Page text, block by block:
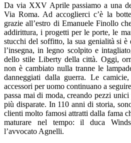
Da via XXV Aprile passiamo a una
Via Roma. Ad accoglierci c’è la
grazie all’estro di Emanuele Finollo
addirittura, i progetti per le porte, le
stucchi del soffitto, la sua genialità si è
l’insegna, in legno scolpito e
dello stile Liberty della città. Oggi,
non è cambiato nulla tranne le
danneggiati dalla guerra. Le
accessori per uomo continuano a
passa mai di moda, creando pezzi unici
più disparate. In 110 anni di storia,
clienti molto famosi attratti dalla fama
maturare nel tempo: il duca
l’avvocato Agnelli.